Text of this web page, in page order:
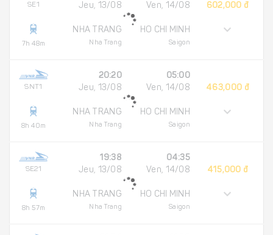
SE1
7h 48m
Jeu, 13/08
NHA TRANG
Nha Trang
Ven, 14/08
HO CHI MINH
Saigon
602,000 đ
SNT1
8h 40m
20:20
Jeu, 13/08
NHA TRANG
Nha Trang
05:00
Ven, 14/08
HO CHI MINH
Saigon
463,000 đ
SE21
8h 57m
19:38
Jeu, 13/08
NHA TRANG
Nha Trang
04:35
Ven, 14/08
HO CHI MINH
Saigon
415,000 đ